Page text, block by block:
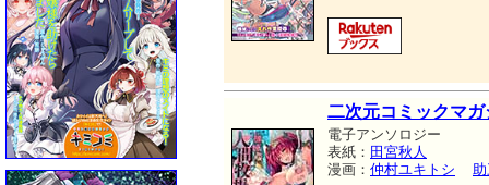
二次元コミックマ
電子アンソロジー
表紙： 田宮秋人
漫画： 仲村ユキトシ